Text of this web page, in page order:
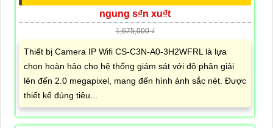
ngung s₫n xu₫t
1,675,000 ₫
Thiết bị Camera IP Wifi CS-C3N-A0-3H2WFRL là lựa
chọn hoàn hảo cho hệ thống giám sát với độ phân giải
lên đến 2.0 megapixel, mang đến hình ảnh sắc nét. Được
thiết kế đúng tiêu...